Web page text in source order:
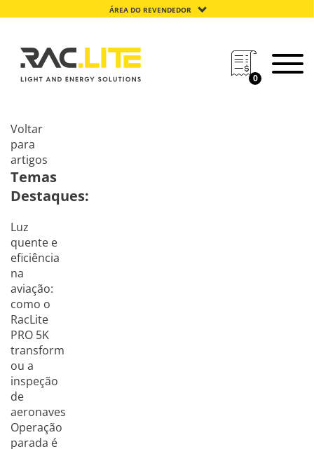
ÁREA DO REVENDEDOR
0
Voltar
para
artigos
Temas
Destaques:
Luz
quente e
eficiência
na
aviação:
como o
RacLite
PRO 5K
transform
ou a
inspeção
de
aeronaves
Operação
parada é